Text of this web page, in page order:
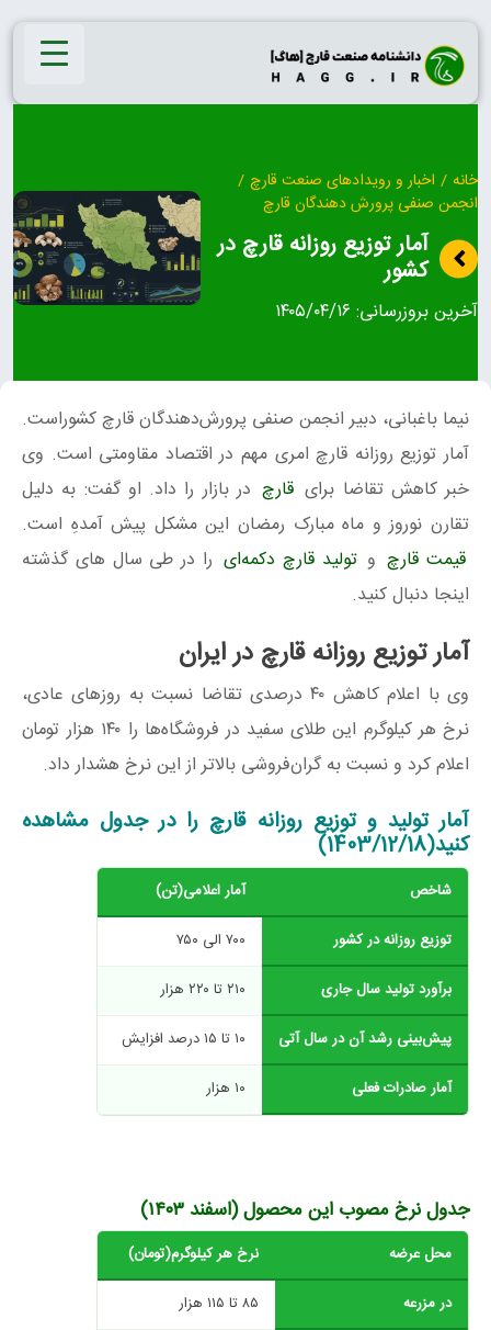
Skip
content
خانه / اخبار و رویدادهای صنعت قارچ /
انجمن صنفی پرورش دهندگان قارچ
آمار توزیع روزانه قارچ در
کشور
آخرین بروزرسانی: ۱۴۰۵/۰۴/۱۶
نیما باغبانی، دبیر انجمن صنفی پرورش‌دهندگان قارچ کشوراست.
آمار توزیع روزانه قارچ امری مهم در اقتصاد مقاومتی است. وی
خبر کاهش تقاضا برای قارچ در بازار را داد. او گفت: به دلیل
تقارن نوروز و ماه مبارک رمضان این مشکل پیش آمدهِ است.
قیمت قارچ و تولید قارچ دکمه‌ای را در طی سال های گذشته
اینجا دنبال کنید.
آمار توزیع روزانه قارچ در ایران
وی با اعلام کاهش ۴۰ درصدی تقاضا نسبت به روزهای عادی،
نرخ هر کیلوگرم این طلای سفید در فروشگاه‌ها را ۱۴۰ هزار تومان
اعلام کرد و نسبت به گران‌فروشی بالاتر از این نرخ هشدار داد.
آمار تولید و توزیع روزانه قارچ را در جدول مشاهده
کنید(1403/12/18)
شاخص آمار اعلامی(تن)
توزیع روزانه در کشور ۷۰۰ الی ۷۵۰
برآورد تولید سال جاری ۲۱۰ تا ۲۲۰ هزار
پیش‌بینی رشد آن در سال آتی ۱۰ تا ۱۵ درصد افزایش
آمار صادرات فعلی ۱۰ هزار
جدول نرخ مصوب این محصول (اسفند ۱۴۰۳)
محل عرضه نرخ هر کیلوگرم(تومان)
در مزرعه ۸۵ تا ۱۱۵ هزار